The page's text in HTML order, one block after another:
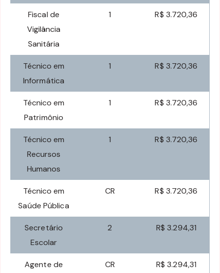
Fiscal de
Vigilância
Sanitária
1 R$ 3.720,36
Técnico em
Informática
1 R$ 3.720,36
Técnico em
Patrimônio
1 R$ 3.720,36
Técnico em
Recursos
Humanos
1 R$ 3.720,36
Técnico em
Saúde Pública
CR R$ 3.720,36
Secretário
Escolar
2 R$ 3.294,31
Agente de
CR R$ 3.294,31